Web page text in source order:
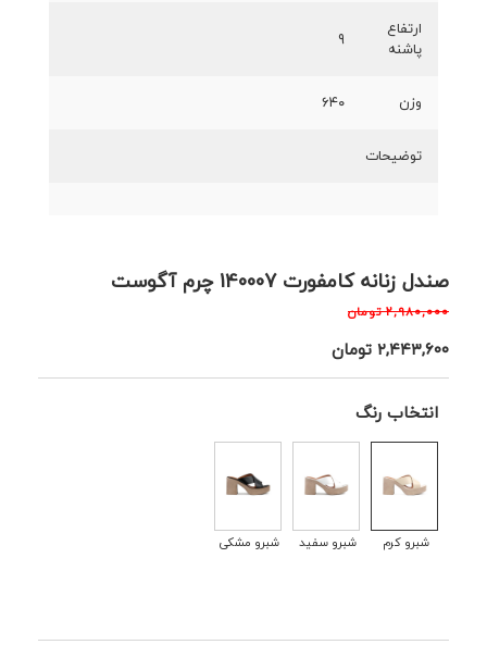
صندل زنانه کامفورت 140007 چرم آگوست
۲,۹۸۰,۰۰۰ تومان
۲,۴۴۳,۶۰۰تومان
انتخاب رنگ
شبرو کرم شبرو سفید شبرو مشکی
ارتفاع
پاشنه
۹
وزن ۶۴۰
توضیحات